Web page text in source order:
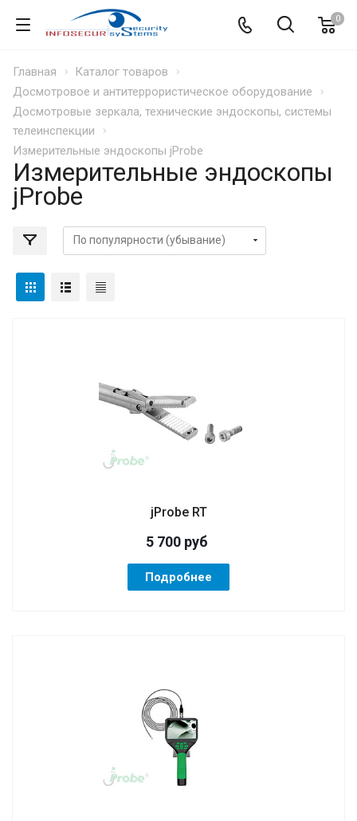
0
Главная
Каталог товаров
Досмотровое и антитеррористическое оборудование
Досмотровые зеркала, технические эндоскопы, системы
телеинспекции
Измерительные эндоскопы jProbe
Измерительные эндоскопы
jProbe
jProbe RT
5 700руб
Подробнее